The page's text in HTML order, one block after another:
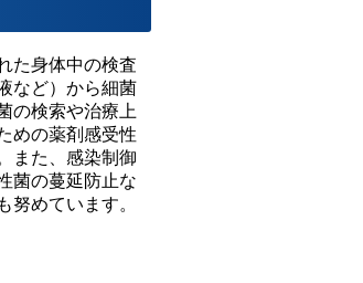
た身体中の検査
など）から細菌
の検索や治療上
めの薬剤感受性
また、感染制御
菌の蔓延防止な
努めています。